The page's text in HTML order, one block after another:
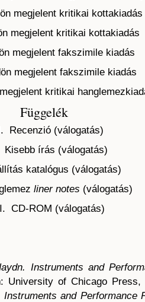
megjelent kritikai kottakiadás
megjelent kritikai kottakiadás
megjelent fakszimile kiadás
megjelent fakszimile kiadás
kritikai
Függelék
Recenzió (válogatás)
Kisebb írás (válogatás)
katalógus (válogatás)
liner notes (válogatás)
CD-ROM (válogatás)
Instruments and
University of Chicago
and Performance